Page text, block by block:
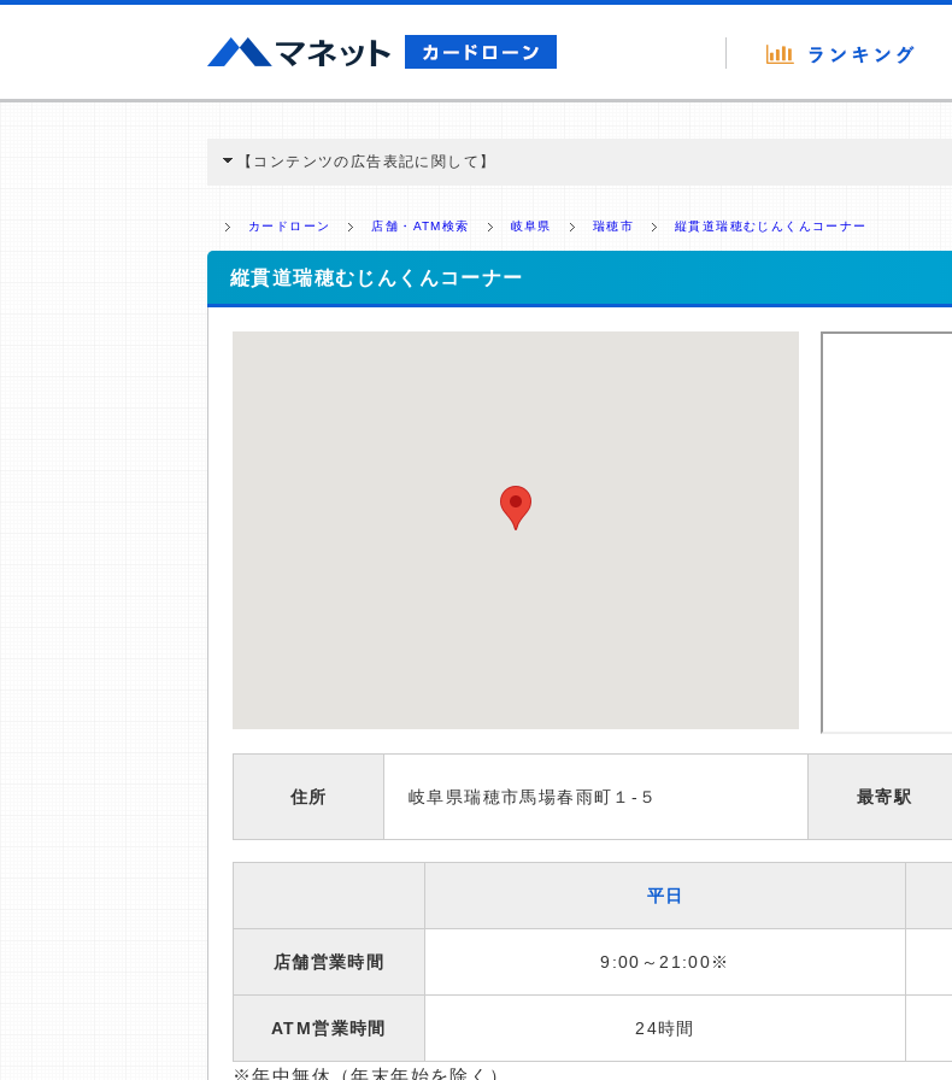
【コンテンツの広告表記に関して】
ミ収集などに基づき、公平性を担保した情報提供を行っています。
>提携企業一覧
カードローン 店舗・ATM検索 岐阜県 瑞穂市 縦貫道瑞穂むじんくんコーナー
縦貫道瑞穂むじんくんコーナー
住所 岐阜県瑞穂市馬場春雨町１-５ 最寄駅
平日
店舗営業時間 9:00～21:00※
ATM営業時間 24時間
※年中無休（年末年始を除く）